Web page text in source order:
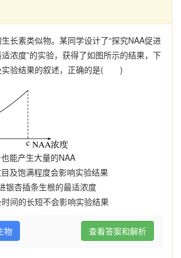
长素类似物。某同学设计了“探究NAA促进
浓度”的实验，获得了如图所示的结果，下
实验结果的叙述，正确的是( )
能产生大量的NAA
及饱满程度会影响实验结果
银杏插条生根的最适浓度
间的长短不会影响实验结果
物 查看答案和解析